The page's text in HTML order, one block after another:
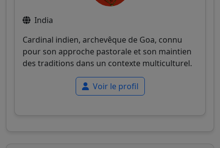
India
Cardinal indien, archevêque de Goa, connu
pour son approche pastorale et son maintien
des traditions dans un contexte multiculturel.
Voir le profil